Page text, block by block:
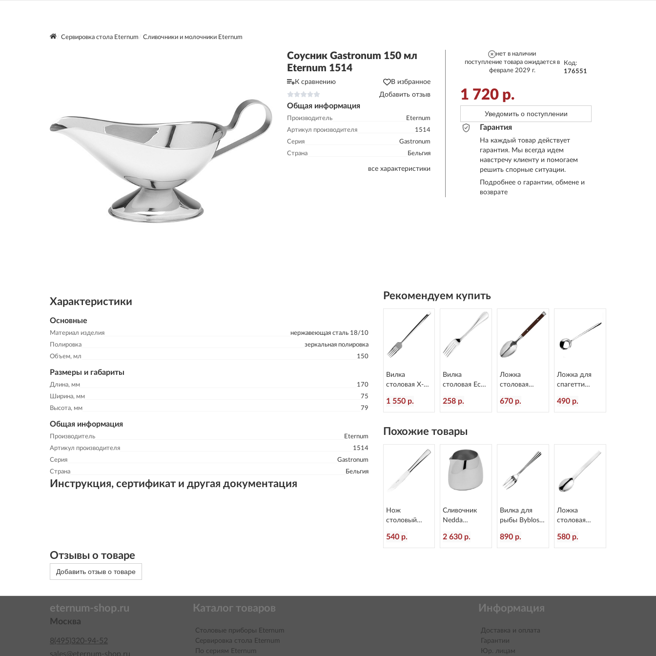
Сервировка стола Eternum Сливочники и молочники Eternum
Соусник Gastronum 150 мл
Eternum 1514
К сравнению
В избранное
Добавить отзыв
Общая информация
Производитель
Eternum
Артикул производителя
1514
Серия
Gastronum
Страна
Бельгия
все характеристики
нет в наличии
поступление товара ожидается в
феврале 2029 г.
Код:
176551
1 720 р.
Уведомить о поступлении
Гарантия
На каждый товар действует
гарантия. Мы всегда идем
навстречу клиенту и помогаем
решить спорные ситуации.
Подробнее о гарантии, обмене и
возврате
Характеристики
Основные
Материал изделия
нержавеющая сталь 18/10
Полировка
зеркальная полировка
Объем, мл
150
Размеры и габариты
Длина, мм
170
Ширина, мм
75
Высота, мм
79
Общая информация
Производитель
Eternum
Артикул производителя
1514
Серия
Gastronum
Страна
Бельгия
Инструкция, сертификат и другая документация
Рекомендуем купить
Вилка
столовая X-15
Eternum 1860-
1
1 550 р.
Вилка
столовая Eco
L=205/72 мм
Eternum 968-1
258 р.
Ложка
столовая
пластиковая
ручка
2
670 р.
Ложка для
спагетти
L=213/55 мм
Eternum 2080-
490 р.
Похожие товары
Нож
столовый
L=236/120 мм
Eternum 3010-
540 р.
Сливочник
Nedda
150 мл
Eternum 7415
2 630 р.
Вилка для
рыбы Byblos
Eternum 1840-
16
890 р.
Ложка
столовая
L=207/60 мм
Eternum 3020-
580 р.
Отзывы о товаре
Добавить отзыв о товаре
eternum-shop.ru
Москва
8(495)320-94-52
sales@eternum-shop.ru
Каталог товаров
Столовые приборы Eternum
Сервировка стола Eternum
По сериям Eternum
Информация
Доставка и оплата
Гарантии
Юр. лицам